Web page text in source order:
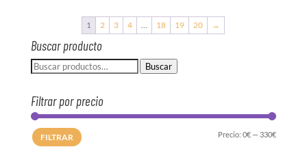
1 2 3 4 … 18 19 20 →
Buscar producto
Buscar
Buscar
Filtrar por precio
Precio
Precio
FILTRAR Precio:0€ —330€